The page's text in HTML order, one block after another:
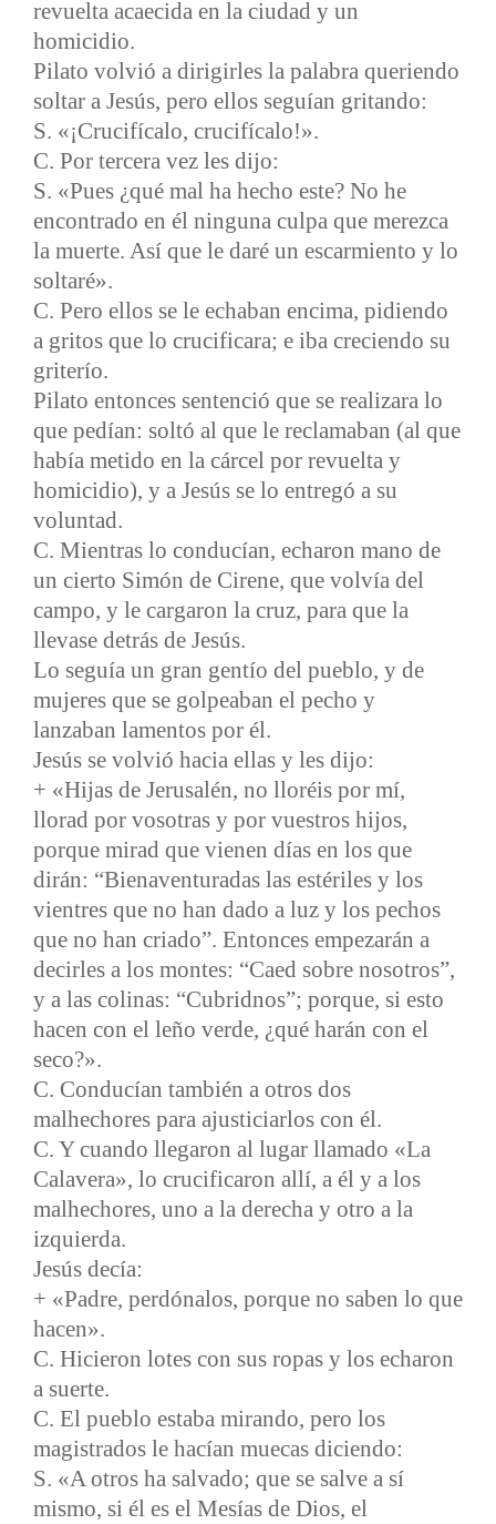
revuelta acaecida en la ciudad y un
homicidio.
Pilato volvió a dirigirles la palabra queriendo
soltar a Jesús, pero ellos seguían gritando:
S. «¡Crucifícalo, crucifícalo!».
C. Por tercera vez les dijo:
S. «Pues ¿qué mal ha hecho este? No he
encontrado en él ninguna culpa que merezca
la muerte. Así que le daré un escarmiento y lo
soltaré».
C. Pero ellos se le echaban encima, pidiendo
a gritos que lo crucificara; e iba creciendo su
griterío.
Pilato entonces sentenció que se realizara lo
que pedían: soltó al que le reclamaban (al que
había metido en la cárcel por revuelta y
homicidio), y a Jesús se lo entregó a su
voluntad.
C. Mientras lo conducían, echaron mano de
un cierto Simón de Cirene, que volvía del
campo, y le cargaron la cruz, para que la
llevase detrás de Jesús.
Lo seguía un gran gentío del pueblo, y de
mujeres que se golpeaban el pecho y
lanzaban lamentos por él.
Jesús se volvió hacia ellas y les dijo:
+ «Hijas de Jerusalén, no lloréis por mí,
llorad por vosotras y por vuestros hijos,
porque mirad que vienen días en los que
dirán: “Bienaventuradas las estériles y los
vientres que no han dado a luz y los pechos
que no han criado”. Entonces empezarán a
decirles a los montes: “Caed sobre nosotros”,
y a las colinas: “Cubridnos”; porque, si esto
hacen con el leño verde, ¿qué harán con el
seco?».
C. Conducían también a otros dos
malhechores para ajusticiarlos con él.
C. Y cuando llegaron al lugar llamado «La
Calavera», lo crucificaron allí, a él y a los
malhechores, uno a la derecha y otro a la
izquierda.
Jesús decía:
+ «Padre, perdónalos, porque no saben lo que
hacen».
C. Hicieron lotes con sus ropas y los echaron
a suerte.
C. El pueblo estaba mirando, pero los
magistrados le hacían muecas diciendo:
S. «A otros ha salvado; que se salve a sí
mismo, si él es el Mesías de Dios, el